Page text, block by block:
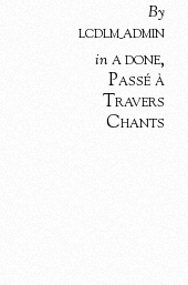
By
lcdlm_admin
ina done,
Passé à
Travers
Chants